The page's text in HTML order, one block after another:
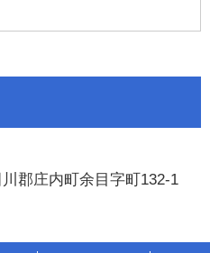
郡庄内町余目字町132-1